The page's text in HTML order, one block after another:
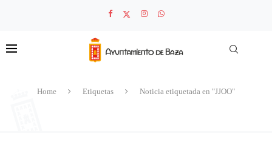
Home Etiquetas Noticia etiquetada en "JJOO"